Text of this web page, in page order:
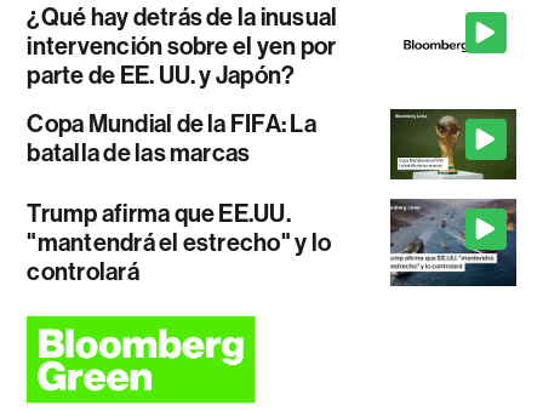
¿Qué hay detrás de la inusual
intervención sobre el yen por
parte de EE. UU. y Japón?
Copa Mundial de la FIFA: La
batalla de las marcas
Trump afirma que EE.UU.
"mantendrá el estrecho" y lo
controlará